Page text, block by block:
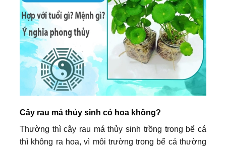
Cây rau má thủy sinh có hoa không?
Thường thì cây rau má thủy sinh trồng trong bể cá
thì không ra hoa, vì môi trường trong bể cá thường